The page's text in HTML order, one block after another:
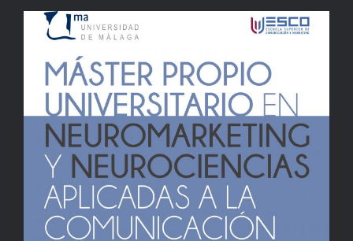
Máster de Neuromarketing y
Neurociencia en la